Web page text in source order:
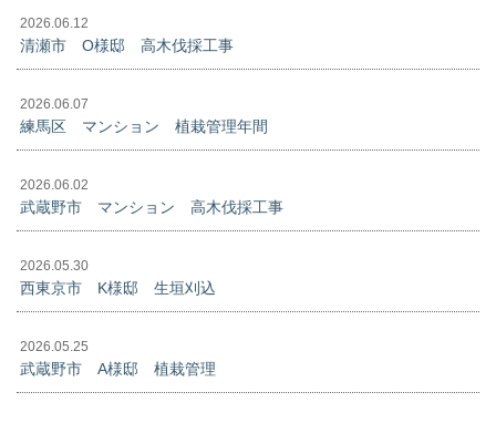
2026.06.12
清瀬市 O様邸 高木伐採工事
2026.06.07
練馬区 マンション 植栽管理年間
2026.06.02
武蔵野市 マンション 高木伐採工事
2026.05.30
西東京市 K様邸 生垣刈込
2026.05.25
武蔵野市 A様邸 植栽管理